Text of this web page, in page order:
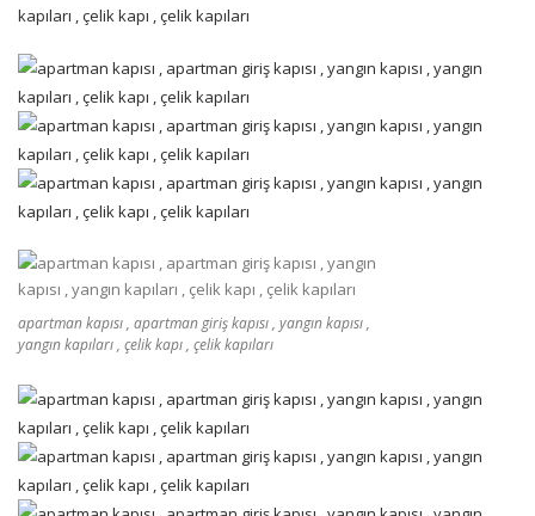
apartman kapısı , apartman giriş kapısı , yangın kapısı ,
yangın kapıları , çelik kapı , çelik kapıları